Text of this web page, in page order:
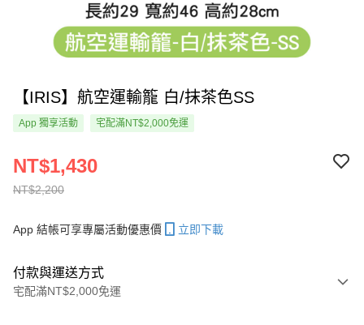
【IRIS】航空運輸籠 白/抹茶色SS
App 獨享活動 宅配滿NT$2,000免運
NT$2,200
NT$1,430
App 結帳可享專屬活動優惠價 立即下載
付款與運送方式
宅配滿NT$2,000免運